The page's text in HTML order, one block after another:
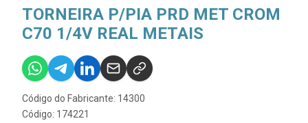
TORNEIRA P/PIA PRD MET CROM
C70 1/4V REAL METAIS
Código do Fabricante: 14300
Código: 174221